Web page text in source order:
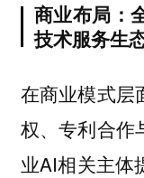
商业布局：
技术服务生
在商业模式层
权、专利合作
业AI相关主体